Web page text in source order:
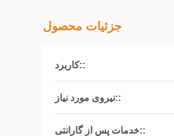
جزئیات محصول
کاربرد::
نیروی مورد نیاز::
خدمات پس از گارانتی::